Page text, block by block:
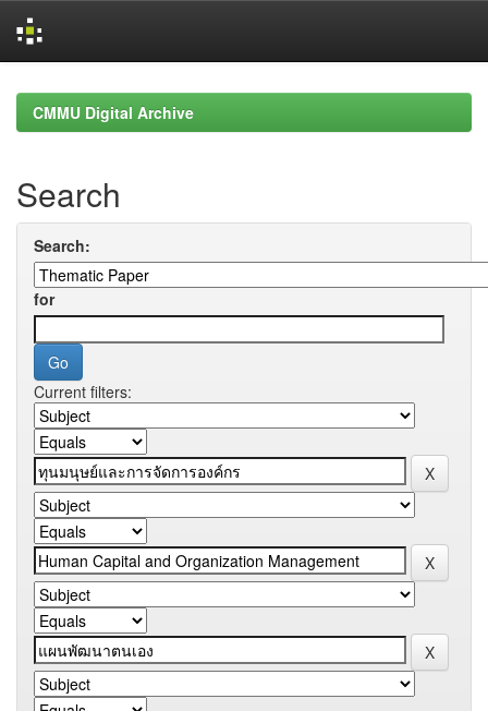
navigationCMMU Digital Archive
Search
Search:
for
Current filters: